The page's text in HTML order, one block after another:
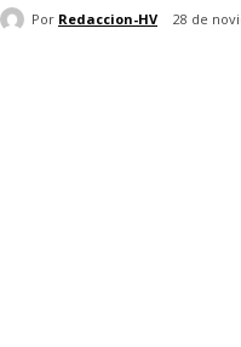
Por Redaccion-HV 28 de